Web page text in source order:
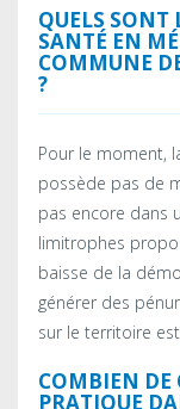
QUELS SONT
SANTÉ EN
COMMUNE
?
Pour le moment,
possède pas de
pas encore dans
limitrophes
baisse de la
générer des
sur le territoire
COMBIEN DE
PRATIQUE